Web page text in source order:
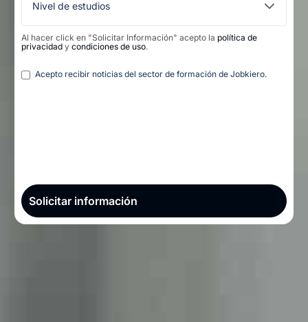
Al hacer click en "Solicitar Información" acepto la política de
privacidad y condiciones de uso.
Legal
Acepto recibir noticias del sector de formación de Jobkiero.